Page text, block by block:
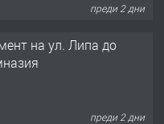
преди 2 дни
на ул. Липа до
преди 2 дни